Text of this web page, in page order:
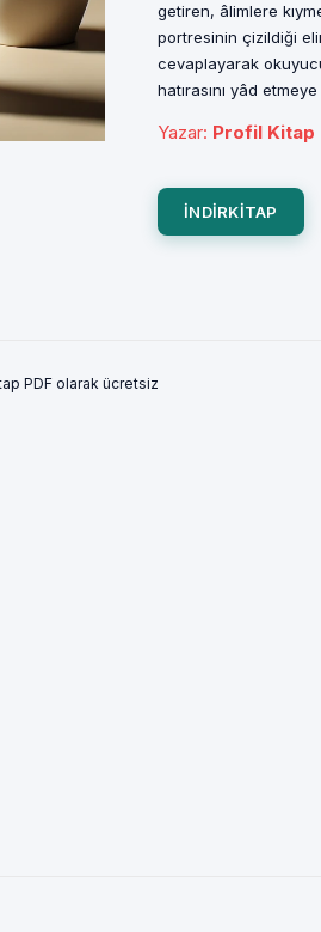
getiren, âlimlere
portresinin çizildiği
cevaplayarak
hatırasını yâd
Yazar: Profil Kitap
INDIRKITAP
PDF olarak ücretsiz